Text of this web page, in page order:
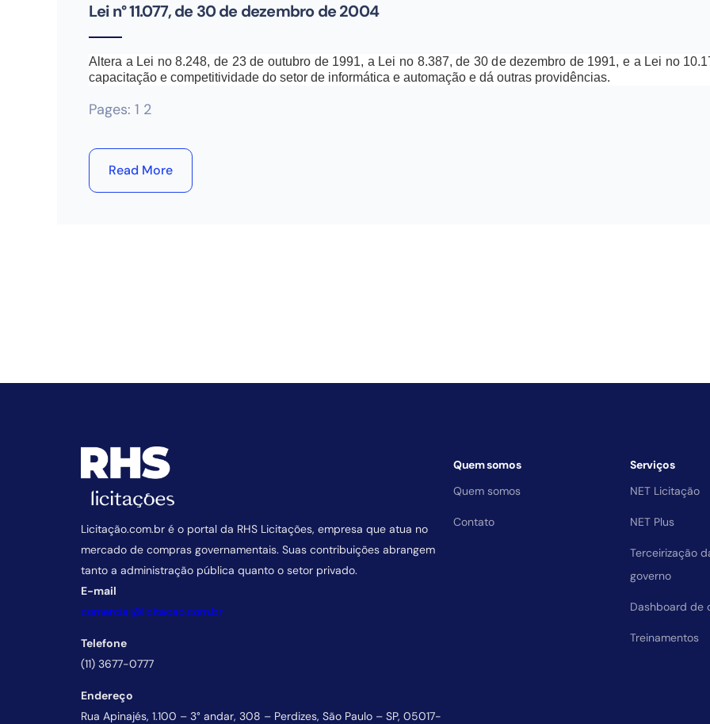
Lei n° 11.077, de 30 de dezembro de 2004
Altera a Lei no 8.248, de 23 de outubro de 1991, a Lei no 8.387, de 30 de dezembro de 1991, e a Lei no
capacitação e competitividade do setor de informática e automação e dá outras providências.
Pages: 1 2
Read More
Licitação.com.br é o portal da RHS Licitações, empresa que atua no
mercado de compras governamentais. Suas contribuições abrangem
tanto a administração pública quanto o setor privado.
E-mail
comercial@licitacao.com.br
Telefone
(11) 3677-0777
Endereço
Rua Apinajés, 1.100 – 3° andar, 308 – Perdizes, São Paulo – SP, 05017-
Quem somos
Quem somos
Contato
Serviços
NET Licitação
NET Plus
Terceirização
governo
Dashboard de
Treinamentos